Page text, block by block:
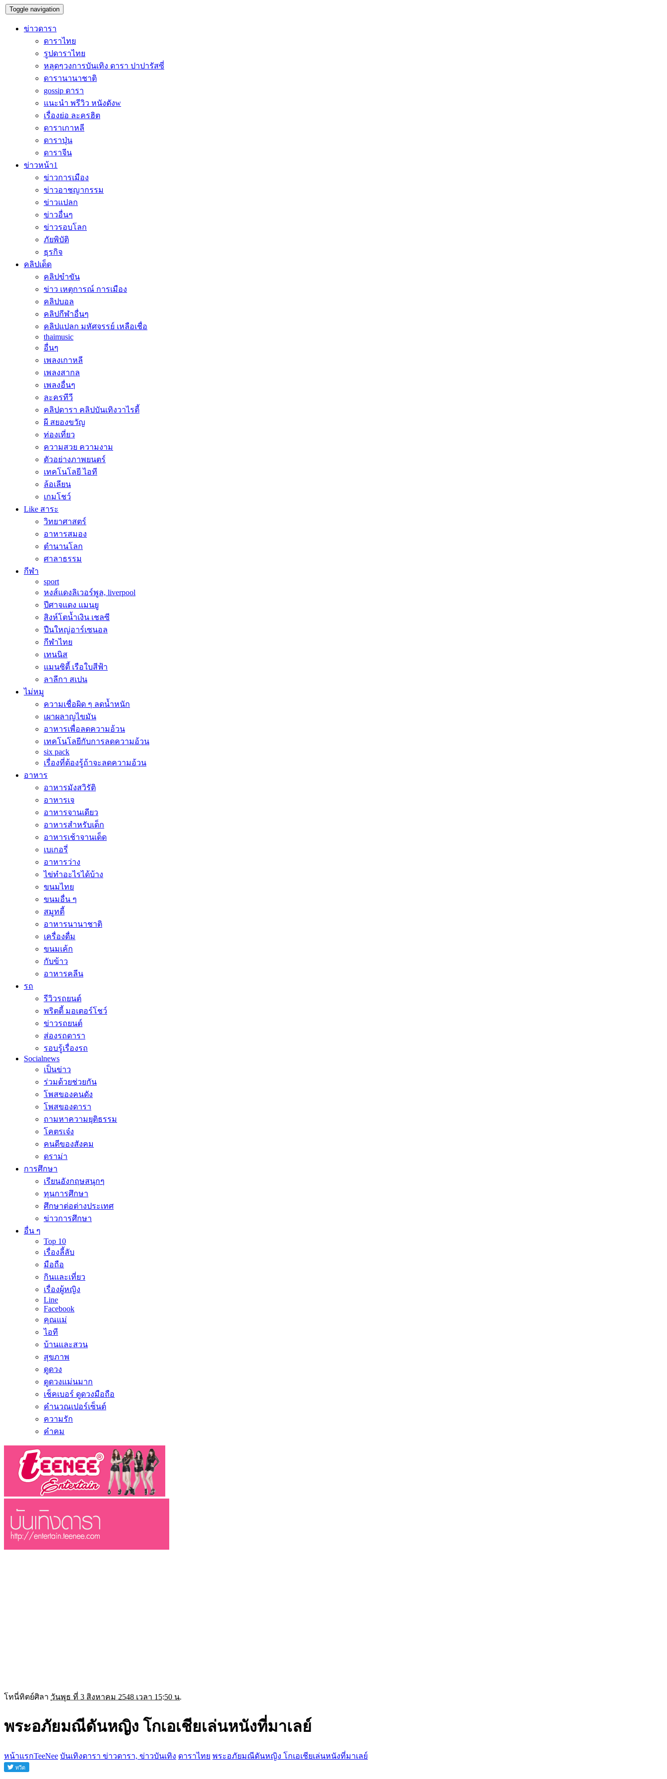
Toggle navigation
ข่าวดารา
ดาราไทย
รูปดาราไทย
หลุดๆวงการบันเทิง ดารา ปาปารัสซี่
ดารานานาชาติ
gossip ดารา
แนะนำ พรีวิว หนังดังw
เรื่องย่อ ละครฮิต
ดาราเกาหลี
ดาราปุ่น
ดาราจีน
ข่าวหน้า1
ข่าวการเมือง
ข่าวอาชญากรรม
ข่าวแปลก
ข่าวอื่นๆ
ข่าวรอบโลก
ภัยพิบัติ
ธุรกิจ
คลิปเด็ด
คลิปขำขัน
ข่าว เหตุการณ์ การเมือง
คลิปบอล
คลิปกีฬาอื่นๆ
คลิปแปลก มหัศจรรย์ เหลือเชื่อ
thaimusic
อื่นๆ
เพลงเกาหลี
เพลงสากล
เพลงอื่นๆ
ละครทีวี
คลิปดารา คลิปบันเทิงวาไรตี้
ผี สยองขวัญ
ท่องเที่ยว
ความสวย ความงาม
ตัวอย่างภาพยนตร์
เทคโนโลยี ไอที
ล้อเลียน
เกมโชว์
Like สาระ
วิทยาศาสตร์
อาหารสมอง
ตำนานโลก
ศาลาธรรม
กีฬา
sport
หงส์แดงลิเวอร์พูล, liverpool
ปีศาจแดง แมนยู
สิงห์โตน้ำเงิน เชลซี
ปืนใหญ่อาร์เซนอล
กีฬาไทย
เทนนิส
แมนซิตี้ เรือใบสีฟ้า
ลาลีกา สเปน
ไม่หมู
ความเชื่อผิด ๆ ลดน้ำหนัก
เผาผลาญไขมัน
อาหารเพื่อลดความอ้วน
เทคโนโลยีกับการลดความอ้วน
six pack
เรื่องที่ต้องรู้ถ้าจะลดความอ้วน
อาหาร
อาหารมังสวิรัติ
อาหารเจ
อาหารจานเดียว
อาหารสำหรับเด็ก
อาหารเช้าจานเด็ด
เบเกอรี่
อาหารว่าง
ไข่ทำอะไรได้บ้าง
ขนมไทย
ขนมอื่น ๆ
สมูทตี้
อาหารนานาชาติ
เครื่องดื่ม
ขนมเค้ก
กับข้าว
อาหารคลีน
รถ
รีวิวรถยนต์
พริตตี้ มอเตอร์โชว์
ข่าวรถยนต์
ส่องรถดารา
รอบรู้เรื่องรถ
Socialnews
เป็นข่าว
ร่วมด้วยช่วยกัน
โพสของคนดัง
โพสของดารา
ถามหาความยุติธรรม
โคตรเจ๋ง
คนดีของสังคม
ดราม่า
การศึกษา
เรียนอังกฤษสนุกๆ
ทุนการศึกษา
ศึกษาต่อต่างประเทศ
ข่าวการศึกษา
อื่น ๆ
Top 10
เรื่องลี้ลับ
มือถือ
กินและเที่ยว
เรื่องผู้หญิง
Line
Facebook
คุณแม่
ไอที
บ้านและสวน
สุขภาพ
ดูดวง
ดูดวงแม่นมาก
เช็คเบอร์ ดูดวงมือถือ
คำนวณเปอร์เซ็นต์
ความรัก
คำคม
โทนี่ทิตย์ศิลา วันพุธ ที่ 3 สิงหาคม 2548 เวลา 15:50 น.
พระอภัยมณีดันหญิง โกเอเชียเล่นหนังที่มาเลย์
หน้าแรกTeeNee บันเทิงดารา ข่าวดารา, ข่าวบันเทิง ดาราไทย พระอภัยมณีดันหญิง โกเอเชียเล่นหนังที่มาเลย์